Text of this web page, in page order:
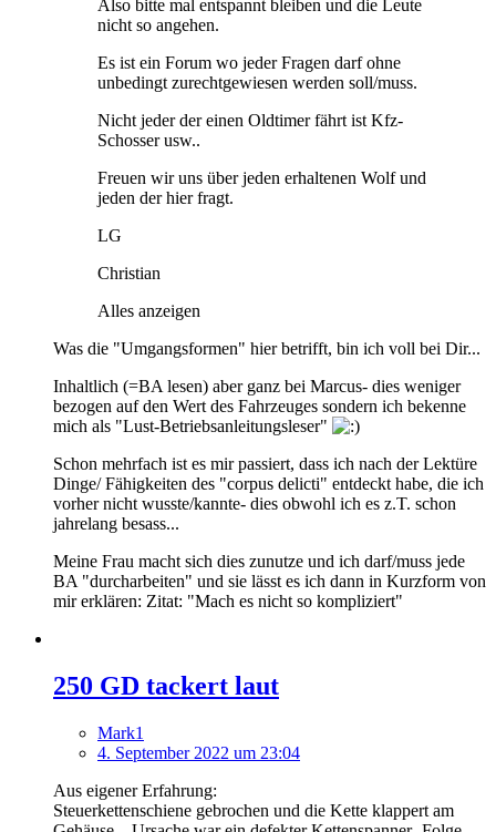
Also bitte mal entspannt bleiben und die Leute
nicht so angehen.
Es ist ein Forum wo jeder Fragen darf ohne
unbedingt zurechtgewiesen werden soll/muss.
Nicht jeder der einen Oldtimer fährt ist Kfz-
Schosser usw..
Freuen wir uns über jeden erhaltenen Wolf und
jeden der hier fragt.
LG
Christian
Alles anzeigen
Was die "Umgangsformen" hier betrifft, bin ich voll bei Dir...
Inhaltlich (=BA lesen) aber ganz bei Marcus- dies weniger
bezogen auf den Wert des Fahrzeuges sondern ich bekenne
mich als "Lust-Betriebsanleitungsleser"
Schon mehrfach ist es mir passiert, dass ich nach der Lektüre
Dinge/ Fähigkeiten des "corpus delicti" entdeckt habe, die ich
vorher nicht wusste/kannte- dies obwohl ich es z.T. schon
jahrelang besass...
Meine Frau macht sich dies zunutze und ich darf/muss jede
BA "durcharbeiten" und sie lässt es ich dann in Kurzform von
mir erklären: Zitat: "Mach es nicht so kompliziert"
250 GD tackert laut
Mark1
4. September 2022 um 23:04
Aus eigener Erfahrung:
Steuerkettenschiene gebrochen und die Kette klappert am